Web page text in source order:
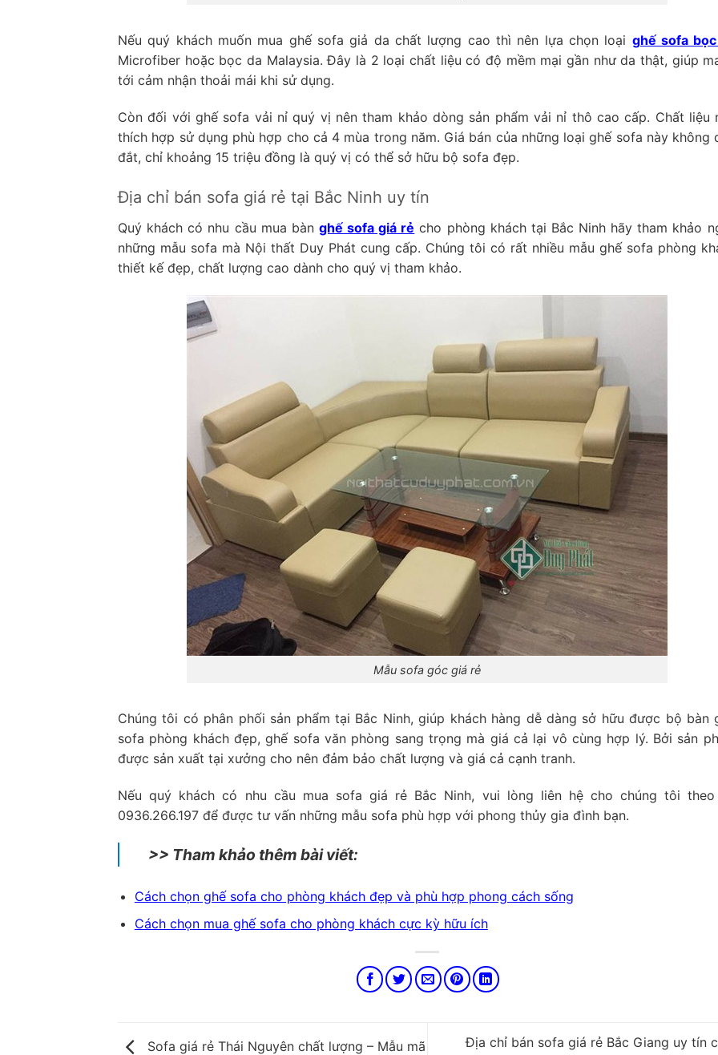
Nếu quý khách muốn mua ghế sofa giả da chất lượng cao thì nên lựa chọn loại ghế sofa
Microfiber hoặc bọc da Malaysia. Đây là 2 loại chất liệu có độ mềm mại gần như da thật, giúp
tới cảm nhận thoải mái khi sử dụng.
Còn đối với ghế sofa vải nỉ quý vị nên tham khảo dòng sản phẩm vải nỉ thô cao cấp. Chất liệu
thích hợp sử dụng phù hợp cho cả 4 mùa trong năm. Giá bán của những loại ghế sofa này không
đắt, chỉ khoảng 15 triệu đồng là quý vị có thể sở hữu bộ sofa đẹp.
Địa chỉ bán sofa giá rẻ tại Bắc Ninh uy tín
Quý khách có nhu cầu mua bàn ghế sofa giá rẻ cho phòng khách tại Bắc Ninh hãy tham khảo
những mẫu sofa mà Nội thất Duy Phát cung cấp. Chúng tôi có rất nhiều mẫu ghế sofa phòng
thiết kế đẹp, chất lượng cao dành cho quý vị tham khảo.
Mẫu sofa góc giá rẻ
Chúng tôi có phân phối sản phẩm tại Bắc Ninh, giúp khách hàng dễ dàng sở hữu được bộ bàn
sofa phòng khách đẹp, ghế sofa văn phòng sang trọng mà giá cả lại vô cùng hợp lý. Bởi sản
được sản xuất tại xưởng cho nên đảm bảo chất lượng và giá cả cạnh tranh.
Nếu quý khách có nhu cầu mua sofa giá rẻ Bắc Ninh, vui lòng liên hệ cho chúng tôi
0936.266.197 để được tư vấn những mẫu sofa phù hợp với phong thủy gia đình bạn.
>> Tham khảo thêm bài viết:
Cách chọn ghế sofa cho phòng khách đẹp và phù hợp phong cách sống
Cách chọn mua ghế sofa cho phòng khách cực kỳ hữu ích
Sofa giá rẻ Thái Nguyên chất lượng – Mẫu mã Địa chỉ bán sofa giá rẻ Bắc Giang uy tín